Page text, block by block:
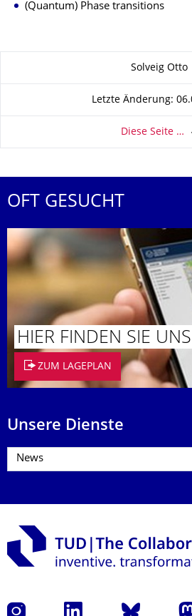
(Quantum) Phase transitions
Solveig Otto
Letzte Änderung:
Diese Seite …
OFT GESUCHT
HIER FINDEN SIE UNS
ZUM LAGEPLAN
Unsere Dienste
Instagram LinkedIn Bluesky